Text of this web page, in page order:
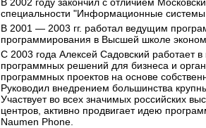
специальности "Информационные
В 2001 — 2003 гг. работал ведущим
программирования в Высшей школе
C 2003 года Алексей Садовский работает
программных решений для бизнеса и
программных проектов на основе
Руководил внедрением большинства
Участвует во всех значимых российских
центров, активно продвигает идею
Naumen Phone.